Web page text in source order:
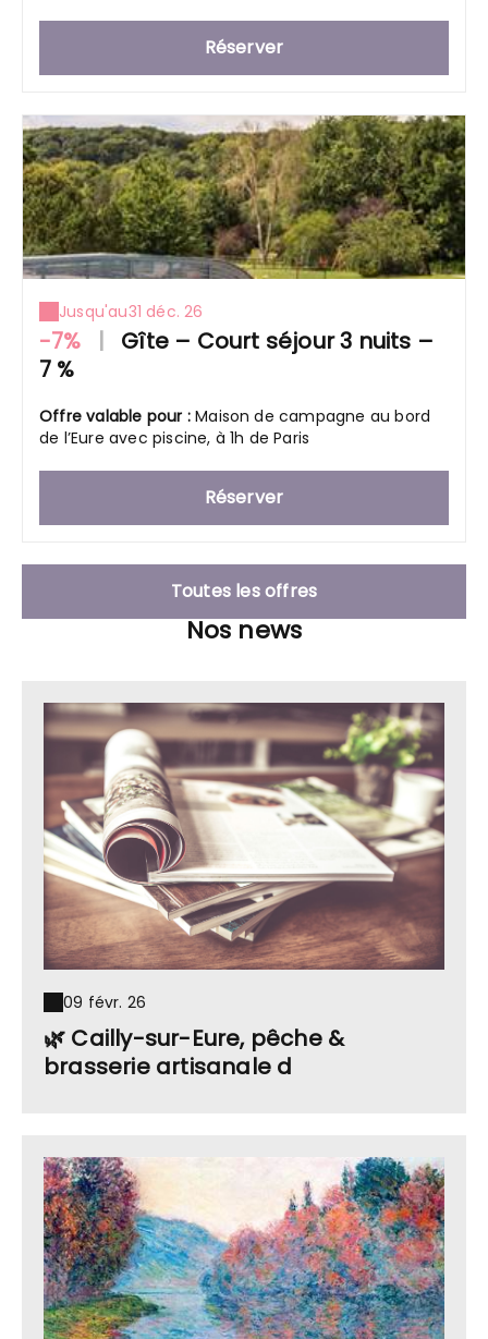
Réserver
Jusqu'au31 déc. 26
-7% |
Gîte – Court séjour 3 nuits –
7 %
Offre valable pour :Maison de campagne au bord
de l’Eure avec piscine, à 1h de Paris
Réserver
Toutes les offres
Nos news
09 févr. 26
🌿 Cailly-sur-Eure, pêche &
brasserie artisanale d